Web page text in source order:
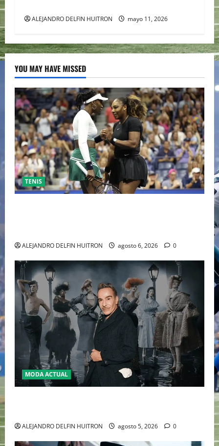
ALEJANDRO DELFIN HUITRON mayo 11, 2026
YOU MAY HAVE MISSED
TENIS
ALEJANDRO DELFIN HUITRON agosto 6, 2026 0
MODA ACTUAL
ALEJANDRO DELFIN HUITRON agosto 5, 2026 0